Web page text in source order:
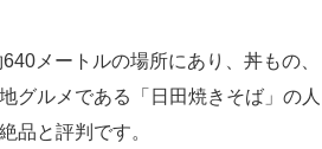
メートルの場所にあり、丼もの、
グルメである「日田焼きそば」の人
品と評判です。